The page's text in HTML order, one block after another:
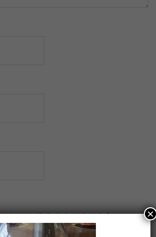
emailul și site-ul web în acest
data viitoare când o să comentez.
×